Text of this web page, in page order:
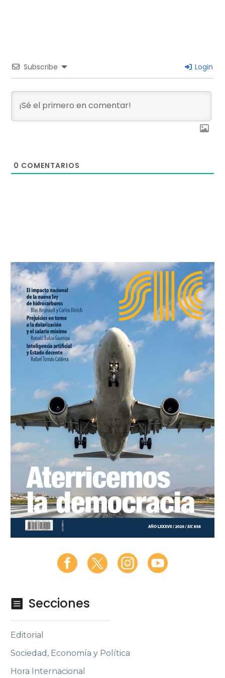
Subscribe Login
0 COMENTARIOS
 Secciones
Editorial
Sociedad, Economía y Política
Hora Internacional